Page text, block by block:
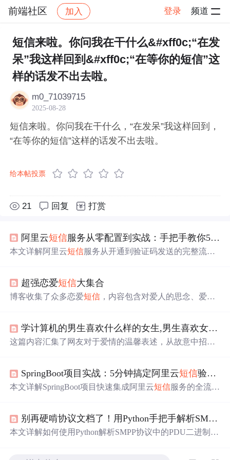
前端社区 加入 登录 频道
社区 前端社区 感慨 帖子详情
短信来啦。你问我在干什么&#xff0c;“在发
呆”我这样回到&#xff0c;“在等你的短信”这
样的话发不出去啦。
m0_71039715
2025-08-28
短信来啦。你问我在干什么，“在发呆”我这样回到，
“在等你的短信”这样的话发不出去啦。
给本帖投票
21 回复 打赏
阿里云短信服务从零配置到实战：手把手教你5分钟搞定验证码发送
本文详解阿里云短信服务从开通到验证码发送的完整流
下的异步发送、批量优化与敏感词规避等生产级实践要
点。
超强恋爱短信大集合
博客收集了众多恋爱短信 ，内容包含对爱人的思念、爱意
学计算机的男生喜欢什么样的女生,男生喜欢女生的九种表现 男生对女生说的甜蜜情话...
这篇内容汇集了网友对于爱情的温馨表述，从故意中招的
想相见，这些情感细节都透露出深深的喜爱。文章还提及
了对喜欢的人的直觉，以及在众人面前与独自一人时的双
SpringBoot项目实战：5分钟搞定阿里云短信验证码（附签名模板避坑心得）
本文详解SpringBoot项目快速集成阿里云短信服务的全流
调生产环境的安全防护措施如IP白名单、图形校验及费用
预警机制。
别再硬啃协议文档了！用Python手把手解析SMPP
本文详解如何使用Python解析SMPP协议中的PDU二进制数